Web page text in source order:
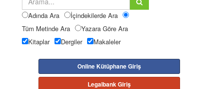
Adında Ara
İçindekilerde Ara
Tüm Metinde Ara
Yazara Göre Ara
Kitaplar
Dergiler Makaleler
Online Kütüphane Giriş
Legalbank Giriş